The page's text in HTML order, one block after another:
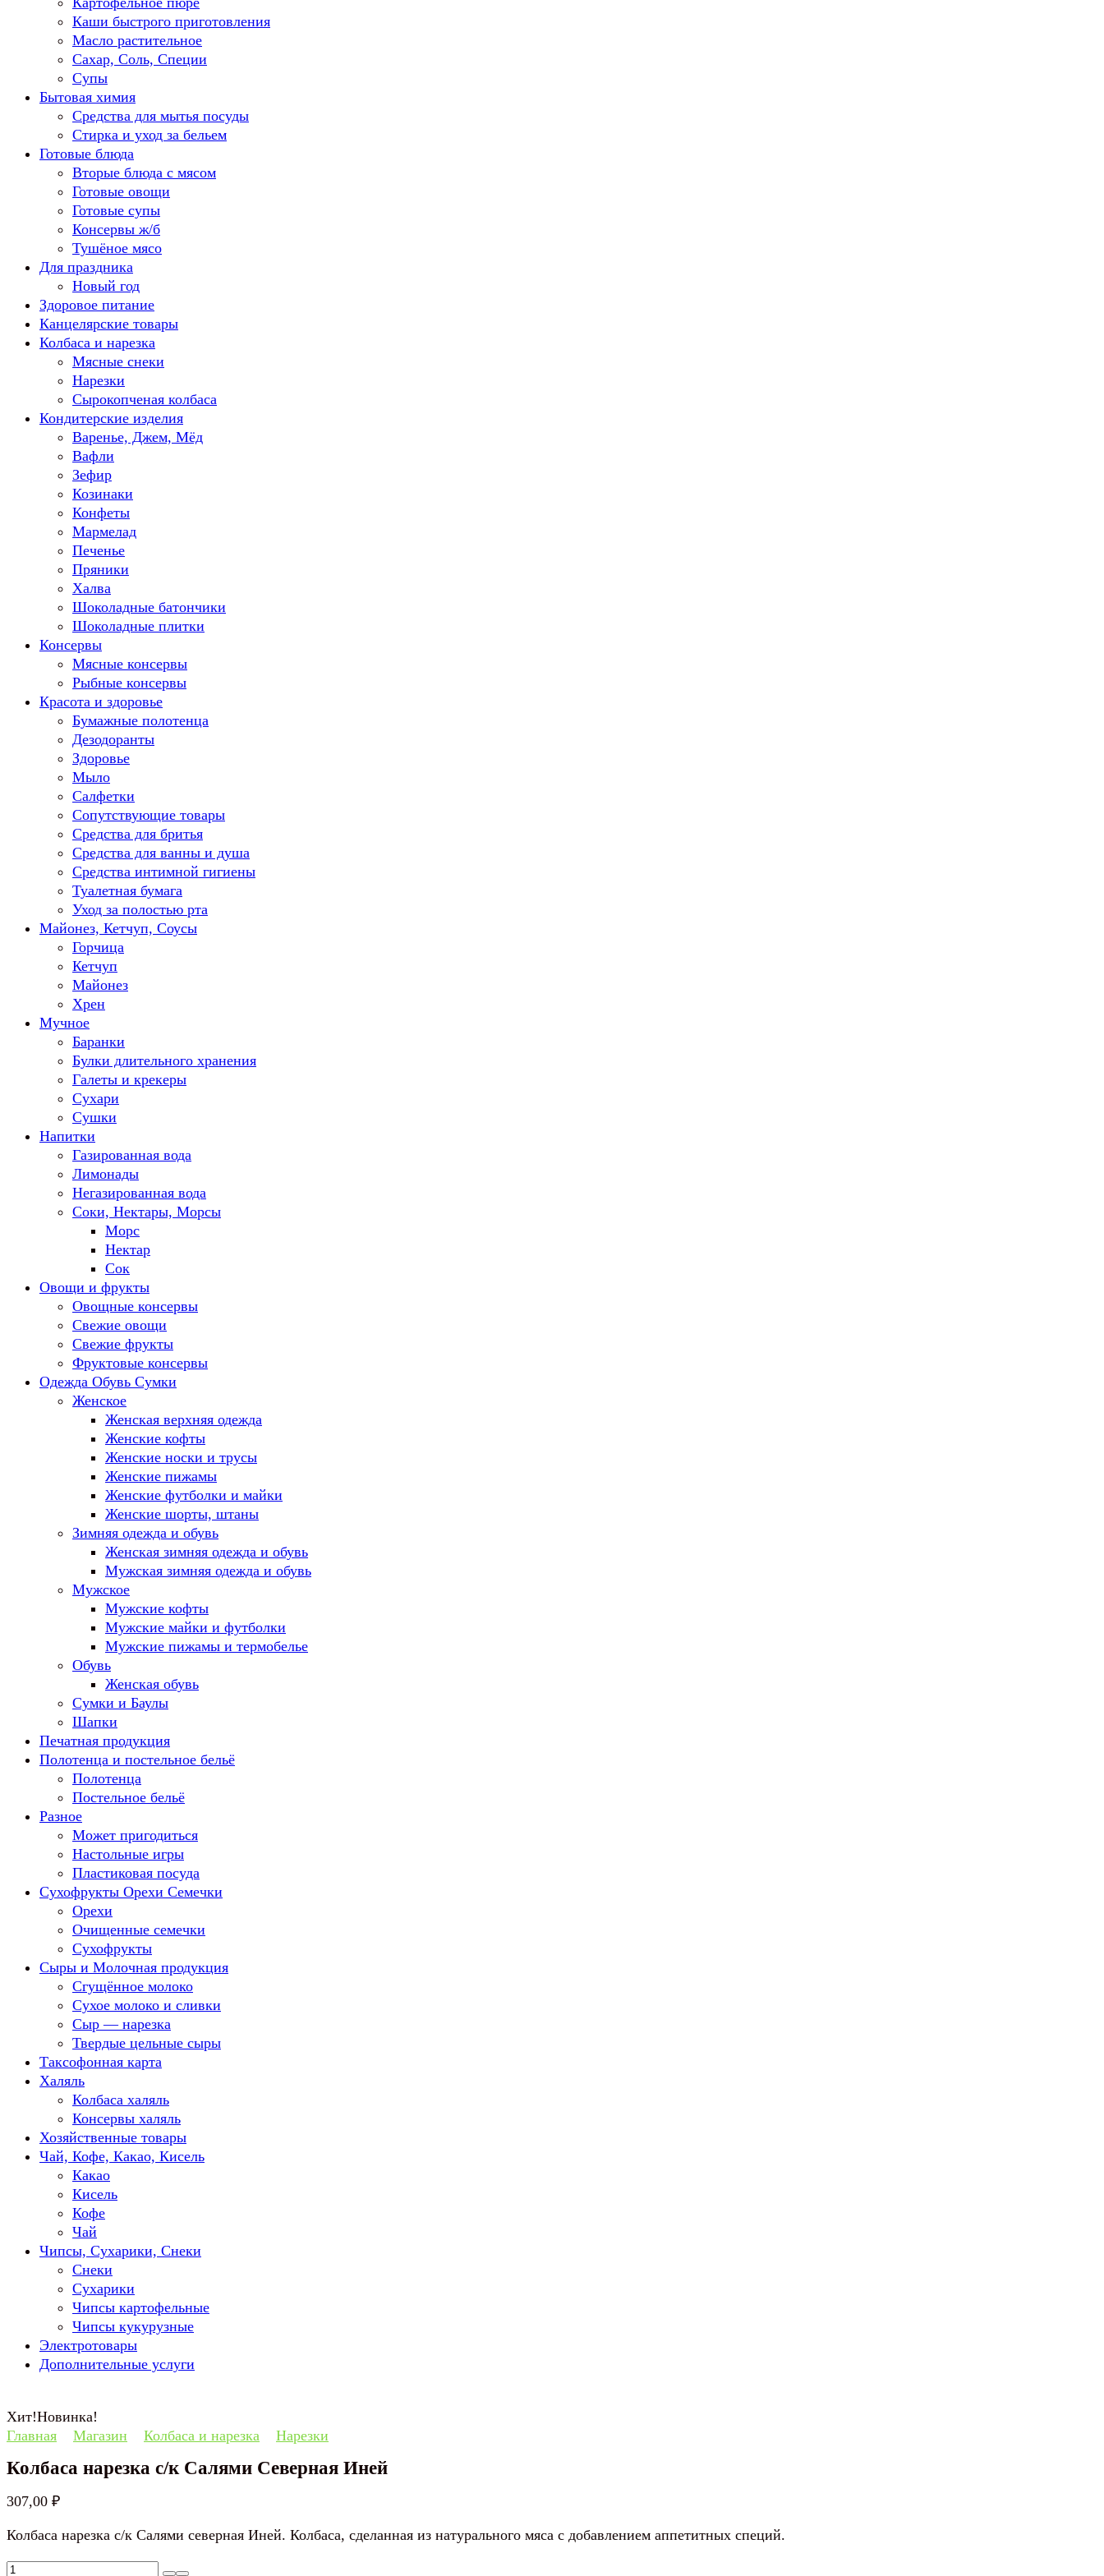
Каши быстрого приготовления
Масло растительное
Сахар, Соль, Специи
Супы
Бытовая химия
Средства для мытья посуды
Стирка и уход за бельем
Готовые блюда
Вторые блюда с мясом
Готовые овощи
Готовые супы
Консервы ж/б
Тушёное мясо
Для праздника
Новый год
Здоровое питание
Канцелярские товары
Колбаса и нарезка
Мясные снеки
Нарезки
Сырокопченая колбаса
Кондитерские изделия
Варенье, Джем, Мёд
Вафли
Зефир
Козинаки
Конфеты
Мармелад
Печенье
Пряники
Халва
Шоколадные батончики
Шоколадные плитки
Консервы
Мясные консервы
Рыбные консервы
Красота и здоровье
Бумажные полотенца
Дезодоранты
Здоровье
Мыло
Салфетки
Сопутствующие товары
Средства для бритья
Средства для ванны и душа
Средства интимной гигиены
Туалетная бумага
Уход за полостью рта
Майонез, Кетчуп, Соусы
Горчица
Кетчуп
Майонез
Хрен
Мучное
Баранки
Булки длительного хранения
Галеты и крекеры
Сухари
Сушки
Напитки
Газированная вода
Лимонады
Негазированная вода
Соки, Нектары, Морсы
Морс
Нектар
Сок
Овощи и фрукты
Овощные консервы
Свежие овощи
Свежие фрукты
Фруктовые консервы
Одежда Обувь Сумки
Женское
Женская верхняя одежда
Женские кофты
Женские носки и трусы
Женские пижамы
Женские футболки и майки
Женские шорты, штаны
Зимняя одежда и обувь
Женская зимняя одежда и обувь
Мужская зимняя одежда и обувь
Мужское
Мужские кофты
Мужские майки и футболки
Мужские пижамы и термобелье
Обувь
Женская обувь
Сумки и Баулы
Шапки
Печатная продукция
Полотенца и постельное бельё
Полотенца
Постельное бельё
Разное
Может пригодиться
Настольные игры
Пластиковая посуда
Сухофрукты Орехи Семечки
Орехи
Очищенные семечки
Сухофрукты
Сыры и Молочная продукция
Сгущённое молоко
Сухое молоко и сливки
Сыр — нарезка
Твердые цельные сыры
Таксофонная карта
Халяль
Колбаса халяль
Консервы халяль
Хозяйственные товары
Чай, Кофе, Какао, Кисель
Какао
Кисель
Кофе
Чай
Чипсы, Сухарики, Снеки
Снеки
Сухарики
Чипсы картофельные
Чипсы кукурузные
Электротовары
Дополнительные услуги
Хит!Новинка!
Главная
Магазин Колбаса и нарезка Нарезки
Колбаса нарезка с/к Салями Северная Иней
307,00 ₽
Колбаса нарезка с/к Салями северная Иней. Колбаса, сделанная из натурального мяса с добавлением аппетитных специй.
Количество